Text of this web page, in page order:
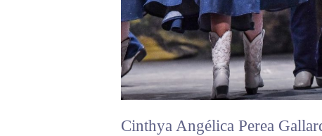
Cinthya Angélica Perea